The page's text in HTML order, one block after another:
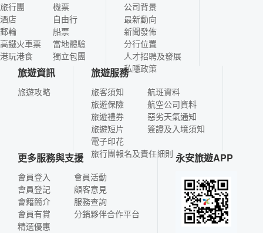
旅行團
酒店
郵輪
高鐵火車票
港玩港食
機票
自由行
船票
當地體驗
獨立包團
公司背景
最新動向
新聞發佈
分行位置
人才招聘及發展
私隱政策
旅遊資訊
旅遊攻略
旅遊服務
旅客須知
旅遊保險
旅遊禮券
旅遊短片
電子印花
航班資料
航空公司資料
惡劣天氣通知
簽證及入境須知
旅行團報名及責任細則
更多服務與支援
會員登入
會員登記
會籍簡介
會員有賞
精選優惠
會員活動
顧客意見
服務查詢
分銷夥伴合作平台
永安旅遊APP